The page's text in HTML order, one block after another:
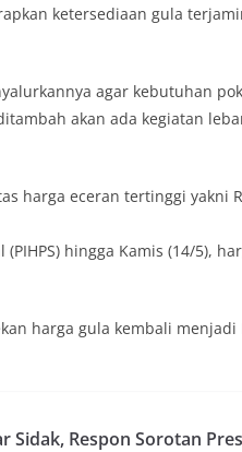
ketersediaan gula
agar kebutuhan
akan ada kegiatan
harga eceran tertinggi yakni
hingga Kamis (14/5),
harga gula kembali menjadi
Sidak, Respon Sorotan